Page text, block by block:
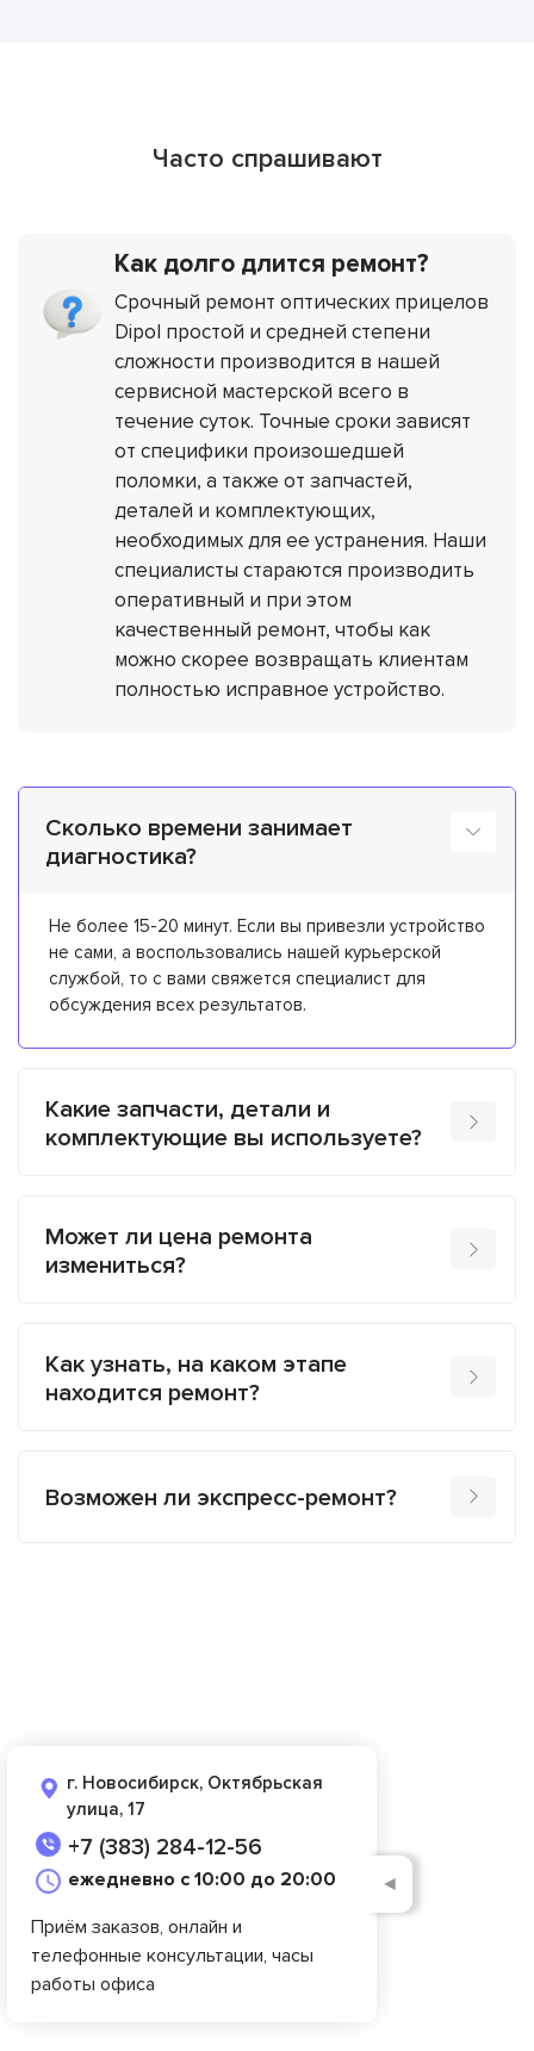
Часто спрашивают
Как долго длится ремонт?
Срочный ремонт оптических прицелов
Dipol простой и средней степени
сложности производится в нашей
сервисной мастерской всего в
течение суток. Точные сроки зависят
от специфики произошедшей
поломки, а также от запчастей,
деталей и комплектующих,
необходимых для ее устранения. Наши
специалисты стараются производить
оперативный и при этом
качественный ремонт, чтобы как
можно скорее возвращать клиентам
полностью исправное устройство.
Сколько времени занимает
диагностика?
Не более 15-20 минут. Если вы привезли устройство
не сами, а воспользовались нашей курьерской
службой, то с вами свяжется специалист для
обсуждения всех результатов.
Какие запчасти, детали и
комплектующие вы используете?
Может ли цена ремонта
измениться?
Как узнать, на каком этапе
находится ремонт?
Возможен ли экспресс-ремонт?
г. Новосибирск, Октябрьская
улица, 17
+7 (383) 284-12-56
ежедневно с 10:00 до 20:00
Приём заказов, онлайн и
телефонные консультации, часы
работы офиса
◄